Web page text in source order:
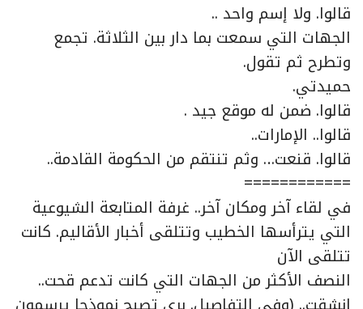
قالوا. ولا إسم واحد ..
الجهات التي سمعت بما دار بين الثلاثة. تجمع
وتطرح ثم تقول.
حميدتي.
قالوا. ضمن له موقع جيد .
قالوا.. الإمارات..
قالوا. قنعت… وثم تنتقم من الحكومة القادمة..
============
في لقاء آخر ومكان آخر.. غرفة المتابعة الشيوعية
التي يترأسها الخطيب وتتلقى أخبار الأقاليم. كانت
تتلقى الآن
النصف الأكثر من الجهات التي كانت تدعم قحت..